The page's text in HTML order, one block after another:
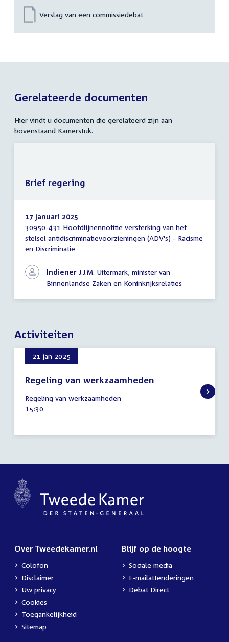
Verslag van een commissiedebat
Gerelateerde documenten
Hier vindt u documenten die gerelateerd zijn aan
bovenstaand Kamerstuk.
Brief
regering
17 januari 2025
30950-431 Hoofdlijnennotitie versterking van het
stelsel antidiscriminatievoorzieningen (ADV's) - Racisme
en Discriminatie
Indiener J.J.M. Uitermark, minister van
Binnenlandse Zaken en Koninkrijksrelaties
Brief regering
Activiteiten
21 jan 2025
Regeling van werkzaamheden
januari
2025
Regeling van werkzaamheden
Tijd
15:30
Over Tweedekamer.nl
Colofon
Disclaimer
Uw privacy
Cookies
Toegankelijkheid
Sitemap
Blijf op de hoogte
Sociale media
E-mailattenderingen
Debat Direct